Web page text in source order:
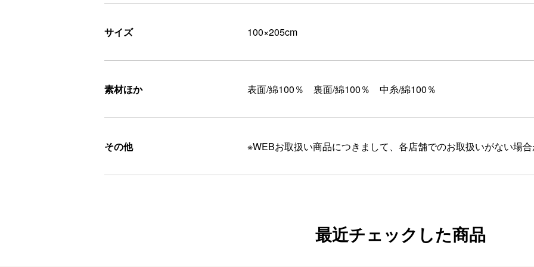
サイズ 100×205cm
素材ほか 表面/綿100％ 裏面/綿100％ 中糸/綿100％
その他 ※WEBお取扱い商品につきまして、各店舗でのお取扱いがない場合
最近チェックした商品